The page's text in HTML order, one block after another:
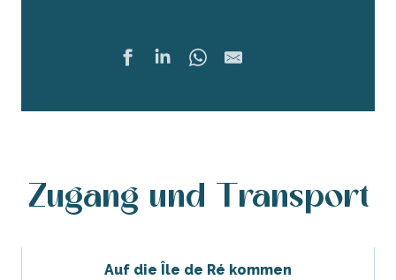
Zugang und Transport
Auf die Île de Ré kommen